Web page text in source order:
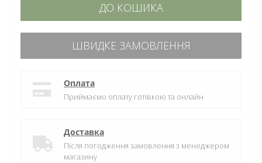
ДО КОШИКА
ШВИДКЕ ЗАМОВЛЕННЯ
Оплата
Приймаємо оплату готівкою та онлайн
Доставка
Після погодження замовлення з менеджером
магазину